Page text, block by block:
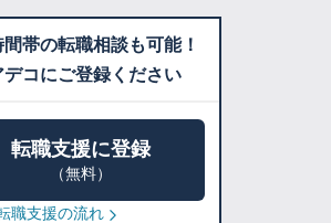
帯の転職相談も可能！
デコにご登録ください
転職支援に登録
（無料）
職支援の流れ